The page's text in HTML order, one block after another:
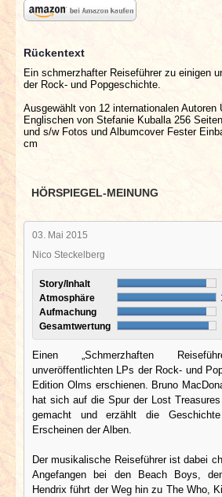
Rückentext
Ein schmerzhafter Reiseführer zu einigen
der Rock- und Popgeschichte.
Ausgewählt von 12 internationalen Autoren
Englischen von Stefanie Kuballa 256
und s/w Fotos und Albumcover Fester
cm
HÖRSPIEGEL-MEINUNG
03. Mai 2015
Nico Steckelberg
Story/Inhalt
Atmosphäre
Aufmachung
Gesamtwertung
Einen „Schmerzhaften
unveröffentlichten LPs der Rock- und
Edition Olms erschienen. Bruno
hat sich auf die Spur der Lost
gemacht und erzählt die
Erscheinen der Alben.
Der musikalische Reiseführer ist dabei
Angefangen bei den Beach Boys,
Hendrix führt der Weg hin zu The Who,